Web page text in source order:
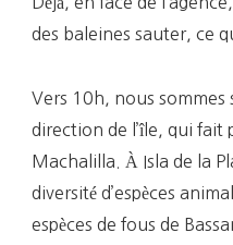
des baleines sauter, ce
Vers 10h, nous
direction de l’île, qui fait
Machalilla. À Isla de la
diversité d’espèces
espèces de fous de